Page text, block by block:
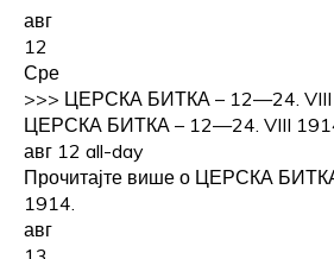
авг
12
Сре
>>> ЦЕРСКА БИТКА – 12—24. VIII
ЦЕРСКА БИТКА – 12—24. VIII
авг 12 all-day
Прочитајте више о ЦЕРСКА
1914.
авг